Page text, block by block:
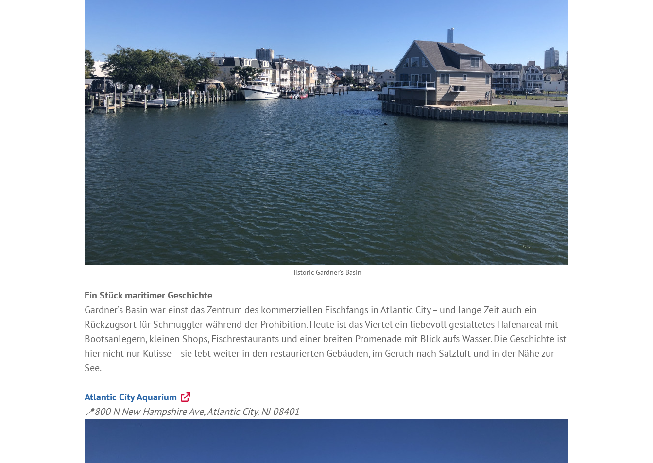
Historic Gardner's Basin
Ein Stück maritimer Geschichte
Gardner’s Basin war einst das Zentrum des kommerziellen Fischfangs in Atlantic City – und lange Zeit auch ein
Rückzugsort für Schmuggler während der Prohibition. Heute ist das Viertel ein liebevoll gestaltetes Hafenareal mit
Bootsanlegern, kleinen Shops, Fischrestaurants und einer breiten Promenade mit Blick aufs Wasser. Die Geschichte ist
hier nicht nur Kulisse – sie lebt weiter in den restaurierten Gebäuden, im Geruch nach Salzluft und in der Nähe zur
See.
Atlantic City Aquarium
📍800 N New Hampshire Ave, Atlantic City, NJ 08401